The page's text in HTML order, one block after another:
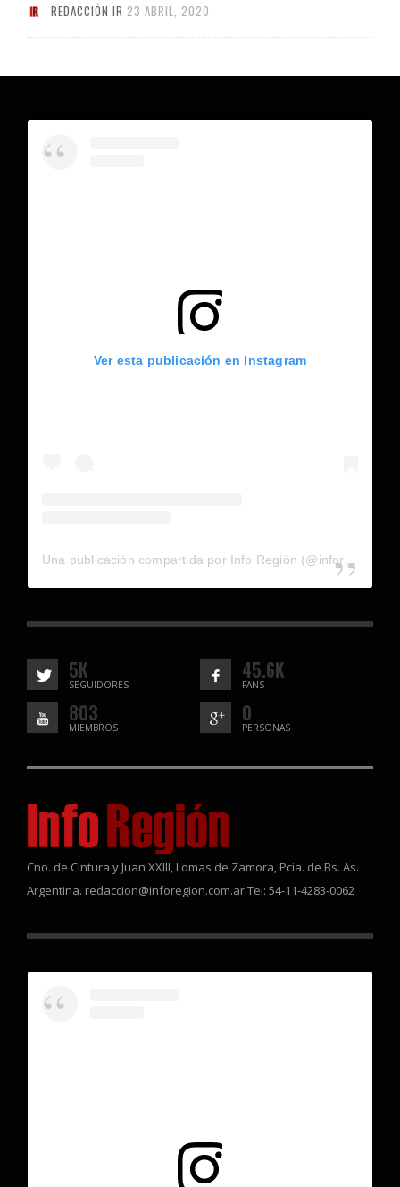
REDACCIÓN IR 23 ABRIL, 2020
Ver esta publicación en Instagram
Una publicación compartida por Info Región (@inforegion_redes)
5K
SEGUIDORES
45.6K
FANS
803
MIEMBROS
0
PERSONAS
Cno. de Cintura y Juan XXIII, Lomas de Zamora, Pcia. de Bs. As.
Argentina. redaccion@inforegion.com.ar Tel: 54-11-4283-0062